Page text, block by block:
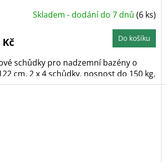
Skladem - dodání do 7 dnů (6 ks)
Kč Do košíku
schůdky pro nadzemní bazény o
cm. 2 x 4 schůdky, nosnost do 150 kg.